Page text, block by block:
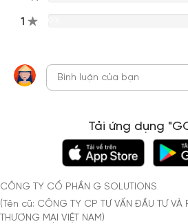
1
Tải ứng dụng
CÔNG TY CỔ PHẦN G SOLUTIONS
(Tên cũ: CÔNG TY CP TƯ VẤN ĐẦU TƯ VÀ
THƯƠNG MẠI VIỆT NAM)